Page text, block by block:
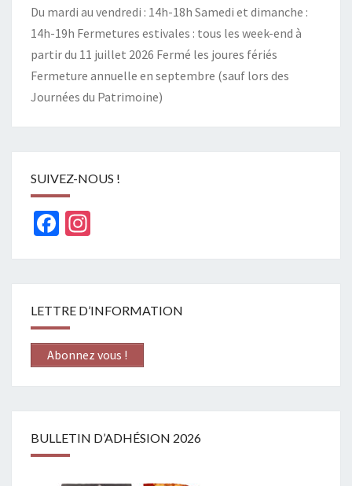
Du mardi au vendredi : 14h-18h Samedi et dimanche :
14h-19h Fermetures estivales : tous les week-end à
partir du 11 juillet 2026 Fermé les joures fériés
Fermeture annuelle en septembre (sauf lors des
Journées du Patrimoine)
SUIVEZ-NOUS !
Facebook
LETTRE D’INFORMATION
Abonnez vous !
BULLETIN D’ADHÉSION 2026